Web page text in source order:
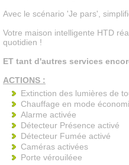
Avec le scénario 'Je pars',
Votre maison intelligente HTD
quotidien !
ET tant d'autres services
ACTIONS :
Extinction des lumières de
Chauffage en mode
Alarme activée
Détecteur Présence activé
Détecteur Fumée activé
Caméras activées
Porte vérouiléee